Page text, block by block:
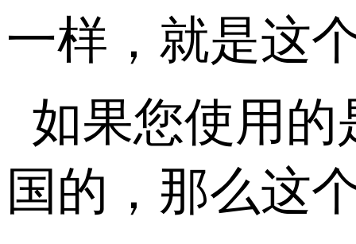
一样，就是这
如果您使用的
国的，那么这